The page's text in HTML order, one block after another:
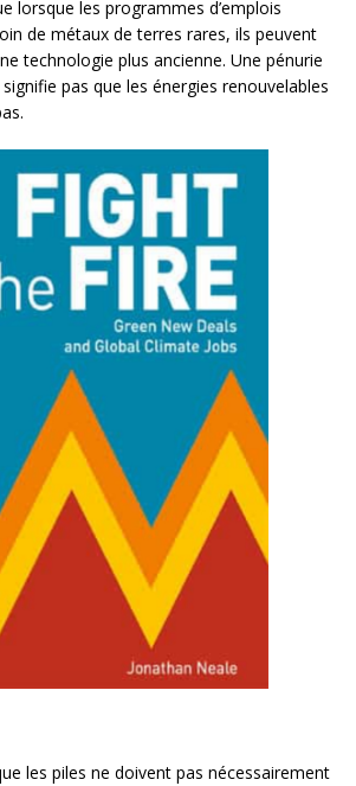
lorsque les programmes d’emplois
de métaux de terres rares, ils peuvent
technologie plus ancienne. Une pénurie
pas que les énergies renouvelables
les piles ne doivent pas nécessairement